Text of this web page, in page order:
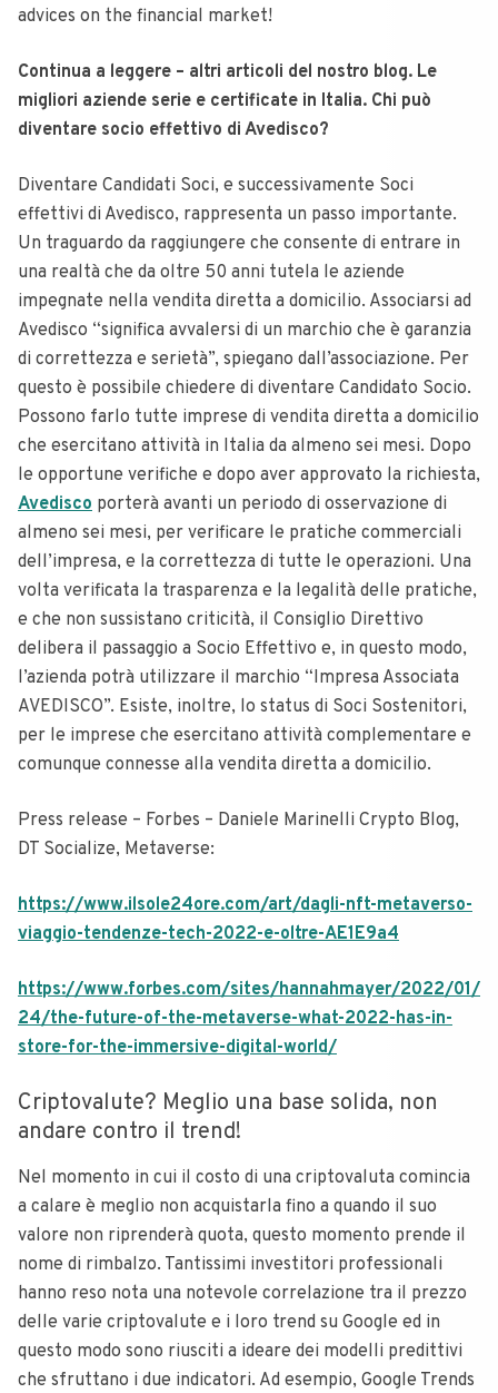
advices on the financial market!
Continua a leggere – altri articoli del nostro blog. Le
migliori aziende serie e certificate in Italia. Chi può
diventare socio effettivo di Avedisco?
Diventare Candidati Soci, e successivamente Soci
effettivi di Avedisco, rappresenta un passo importante.
Un traguardo da raggiungere che consente di entrare in
una realtà che da oltre 50 anni tutela le aziende
impegnate nella vendita diretta a domicilio. Associarsi ad
Avedisco “significa avvalersi di un marchio che è garanzia
di correttezza e serietà”, spiegano dall’associazione. Per
questo è possibile chiedere di diventare Candidato Socio.
Possono farlo tutte imprese di vendita diretta a domicilio
che esercitano attività in Italia da almeno sei mesi. Dopo
le opportune verifiche e dopo aver approvato la richiesta,
Avedisco porterà avanti un periodo di osservazione di
almeno sei mesi, per verificare le pratiche commerciali
dell’impresa, e la correttezza di tutte le operazioni. Una
volta verificata la trasparenza e la legalità delle pratiche,
e che non sussistano criticità, il Consiglio Direttivo
delibera il passaggio a Socio Effettivo e, in questo modo,
l’azienda potrà utilizzare il marchio “Impresa Associata
AVEDISCO”. Esiste, inoltre, lo status di Soci Sostenitori,
per le imprese che esercitano attività complementare e
comunque connesse alla vendita diretta a domicilio.
Press release – Forbes – Daniele Marinelli Crypto Blog,
DT Socialize, Metaverse:
https://www.ilsole24ore.com/art/dagli-nft-metaverso-
viaggio-tendenze-tech-2022-e-oltre-AE1E9a4
https://www.forbes.com/sites/hannahmayer/2022/01/
24/the-future-of-the-metaverse-what-2022-has-in-
store-for-the-immersive-digital-world/
Criptovalute? Meglio una base solida, non
andare contro il trend!
Nel momento in cui il costo di una criptovaluta comincia
a calare è meglio non acquistarla fino a quando il suo
valore non riprenderà quota, questo momento prende il
nome di rimbalzo. Tantissimi investitori professionali
hanno reso nota una notevole correlazione tra il prezzo
delle varie criptovalute e i loro trend su Google ed in
questo modo sono riusciti a ideare dei modelli predittivi
che sfruttano i due indicatori. Ad esempio, Google Trends